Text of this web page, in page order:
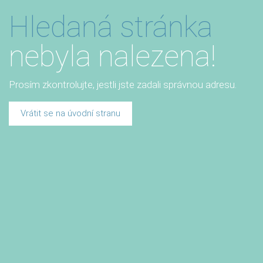
Hledaná stránka
nebyla nalezena!
Prosím zkontrolujte, jestli jste zadali správnou adresu.
Vrátit se na úvodní stranu